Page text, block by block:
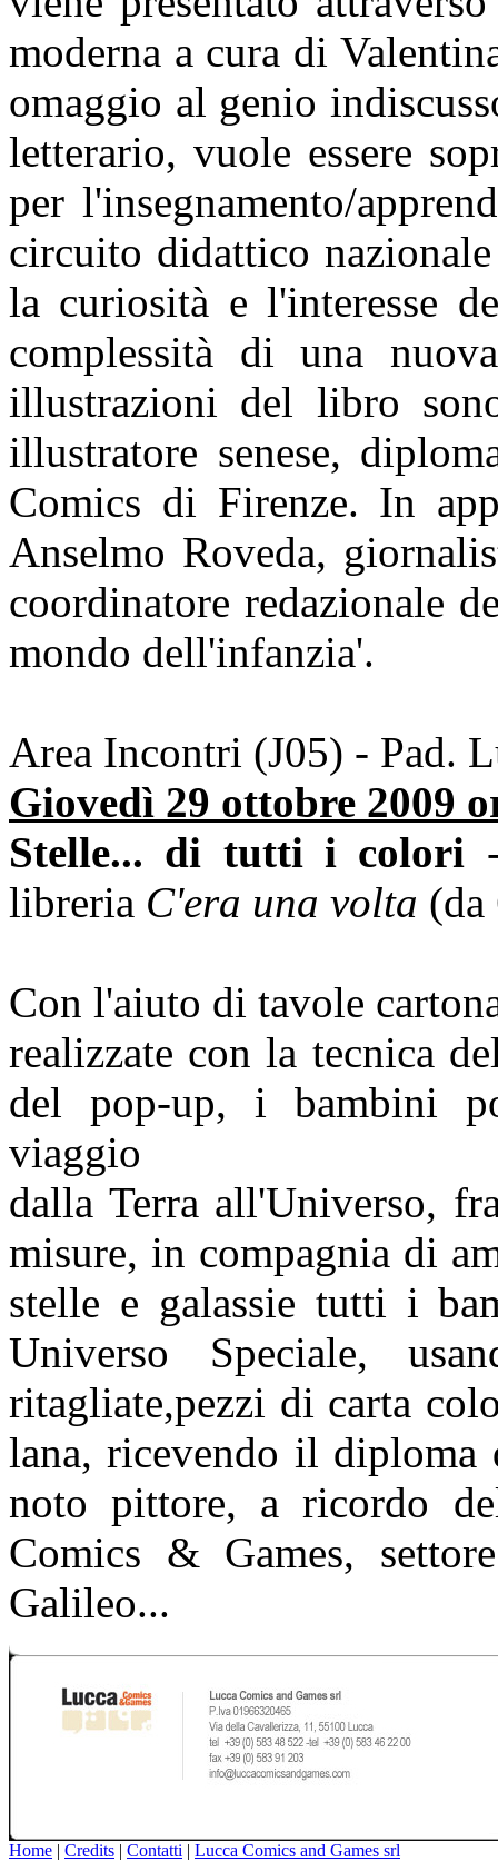
moderna a cura di
omaggio al genio
letterario, vuole essere
per l'insegnamento/
circuito didattico
la curiosità e l'interesse
complessità di una
illustrazioni del libro
illustratore senese,
Comics di Firenze. In
Anselmo Roveda,
coordinatore redazionale
mondo dell'infanzia'.
Area Incontri (J05) - Pad.
Giovedì 29 ottobre 2009
Stelle... di tutti i colori
libreria C'era una volta (da
Con l'aiuto di tavole
realizzate con la tecnica
del pop-up, i bambini
viaggio
dalla Terra all'Universo,
misure, in compagnia di
stelle e galassie tutti i
Universo Speciale,
ritagliate,pezzi di carta
lana, ricevendo il
noto pittore, a ricordo
Comics & Games,
Galileo...
Home | Credits | Contatti | Lucca Comics and Games srl